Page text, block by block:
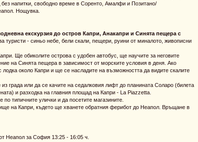
без напитки, свободно време в Соренто, Амалфи и Позитано/
Нощувка.
екскурзия до остров Капри, Анакапри и Синята пещера с
туристи - синьо небе, бели скали, пещери, руини от миналото, живописни
Ще обиколите острова с удобен автобус, ще научите за неговите
на Синята пещера в зависимост от морските условия в деня. Ако
около Капри и ще се насладите на възможността да видите скалите
града или да се качите на седалковия лифт до планината Соларо (билета
и разходка на главния площад на Капри - La Piazzetta.
типичните улички и да посетите магазините.
на Капри, където ще хванете обратния ферибот до Неапол. Връщане в
Неапол за София 13:25 - 16:05 ч.